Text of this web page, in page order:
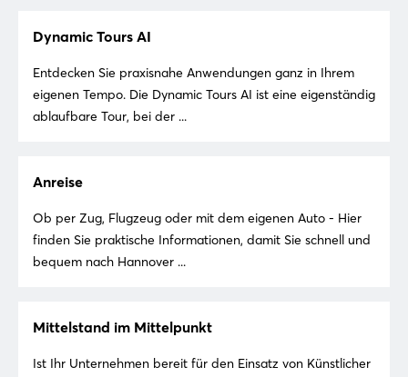
Dynamic Tours AI
Entdecken Sie praxisnahe Anwendungen ganz in Ihrem
eigenen Tempo. Die Dynamic Tours AI ist eine eigenständig
ablaufbare Tour, bei der ...
Anreise
Ob per Zug, Flugzeug oder mit dem eigenen Auto - Hier
finden Sie praktische Informationen, damit Sie schnell und
bequem nach Hannover ...
Mittelstand im Mittelpunkt
Ist Ihr Unternehmen bereit für den Einsatz von Künstlicher